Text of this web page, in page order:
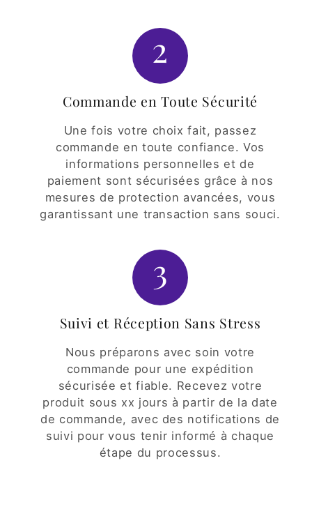
2
Commande en Toute Sécurité
Une fois votre choix fait, passez
commande en toute confiance. Vos
informations personnelles et de
paiement sont sécurisées grâce à nos
mesures de protection avancées, vous
garantissant une transaction sans souci.
3
Suivi et Réception Sans Stress
Nous préparons avec soin votre
commande pour une expédition
sécurisée et fiable. Recevez votre
produit sous xx jours à partir de la date
de commande, avec des notifications de
suivi pour vous tenir informé à chaque
étape du processus.